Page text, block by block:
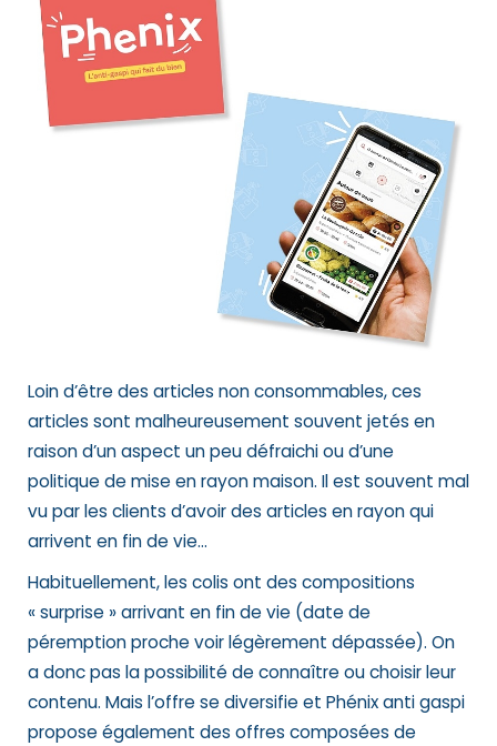
Loin d’être des articles non consommables, ces
articles sont malheureusement souvent jetés en
raison d’un aspect un peu défraichi ou d’une
politique de mise en rayon maison. Il est souvent mal
vu par les clients d’avoir des articles en rayon qui
arrivent en fin de vie…
Habituellement, les colis ont des compositions
« surprise » arrivant en fin de vie (date de
péremption proche voir légèrement dépassée). On
a donc pas la possibilité de connaître ou choisir leur
contenu. Mais l’offre se diversifie et Phénix anti gaspi
propose également des offres composées de